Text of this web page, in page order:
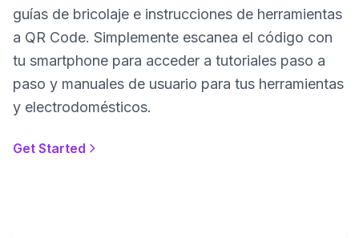
guías de bricolaje e instrucciones de herramientas
a QR Code. Simplemente escanea el código con
tu smartphone para acceder a tutoriales paso a
paso y manuales de usuario para tus herramientas
y electrodomésticos.
Get Started